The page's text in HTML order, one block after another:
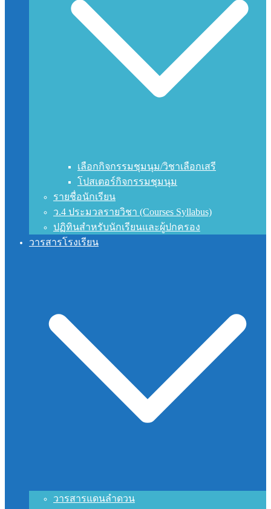
เลือกกิจกรรมชุมนุม/วิชาเลือกเสรี
โปสเตอร์กิจกรรมชุมนุม
รายชื่อนักเรียน
ว.4 ประมวลรายวิชา (Courses Syllabus)
ปฏิทินสำหรับนักเรียนและผู้ปกครอง
วารสารโรงเรียน
วารสารแดนลำดวน